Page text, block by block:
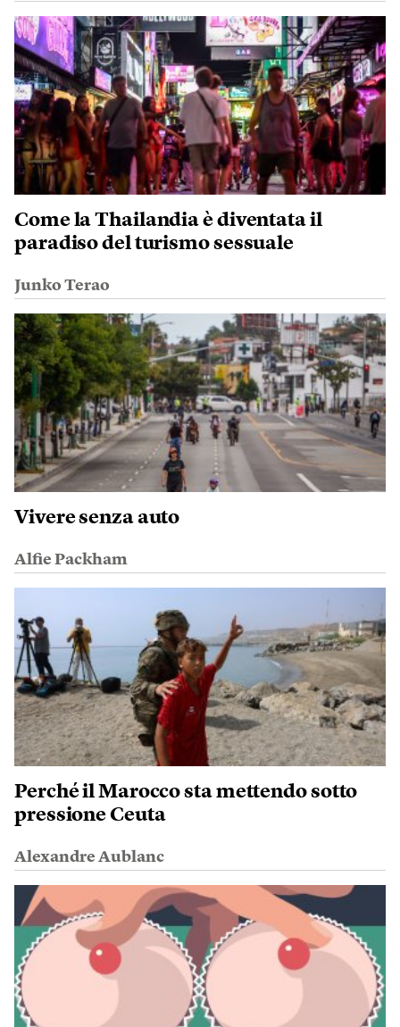
Come la Thailandia è diventata il
paradiso del turismo sessuale
Junko Terao
Vivere senza auto
Alfie Packham
Perché il Marocco sta mettendo sotto
pressione Ceuta
Alexandre Aublanc